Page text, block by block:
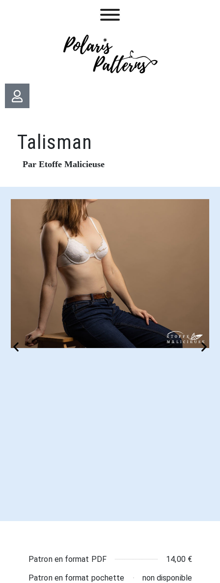
Talisman
Par Etoffe Malicieuse
Patron en format PDF 14,00 €
Patron en format pochette non disponible